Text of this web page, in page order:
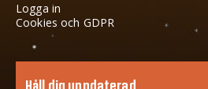
Logga in
Cookies och GDPR